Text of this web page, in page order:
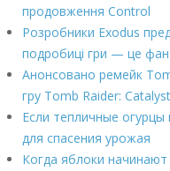
продовження Control
Розробники Exodus
подробиці гри — це
Анонсовано ремейк
гру Tomb Raider: Catalyst
Если тепличные огурцы
для спасения урожая
Когда яблоки